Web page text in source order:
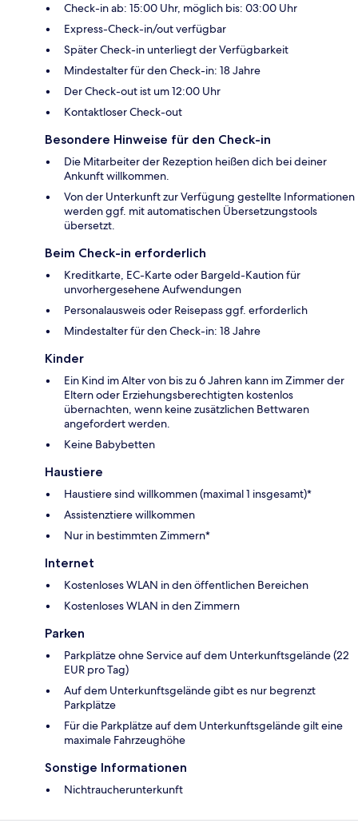
Check-in ab: 15:00 Uhr, möglich bis: 03:00 Uhr
Express-Check-in/out verfügbar
Später Check-in unterliegt der Verfügbarkeit
Mindestalter für den Check-in: 18 Jahre
Der Check-out ist um 12:00 Uhr
Kontaktloser Check-out
Besondere Hinweise für den Check-in
Die Mitarbeiter der Rezeption heißen dich bei deiner
Ankunft willkommen.
Von der Unterkunft zur Verfügung gestellte Informationen
werden ggf. mit automatischen Übersetzungstools
übersetzt.
Beim Check-in erforderlich
Kreditkarte, EC-Karte oder Bargeld-Kaution für
unvorhergesehene Aufwendungen
Personalausweis oder Reisepass ggf. erforderlich
Mindestalter für den Check-in: 18 Jahre
Kinder
Ein Kind im Alter von bis zu 6 Jahren kann im Zimmer der
Eltern oder Erziehungsberechtigten kostenlos
übernachten, wenn keine zusätzlichen Bettwaren
angefordert werden.
Keine Babybetten
Haustiere
Haustiere sind willkommen (maximal 1 insgesamt)*
Assistenztiere willkommen
Nur in bestimmten Zimmern*
Internet
Kostenloses WLAN in den öffentlichen Bereichen
Kostenloses WLAN in den Zimmern
Parken
Parkplätze ohne Service auf dem Unterkunftsgelände (22
EUR pro Tag)
Auf dem Unterkunftsgelände gibt es nur begrenzt
Parkplätze
Für die Parkplätze auf dem Unterkunftsgelände gilt eine
maximale Fahrzeughöhe
Sonstige Informationen
Nichtraucherunterkunft